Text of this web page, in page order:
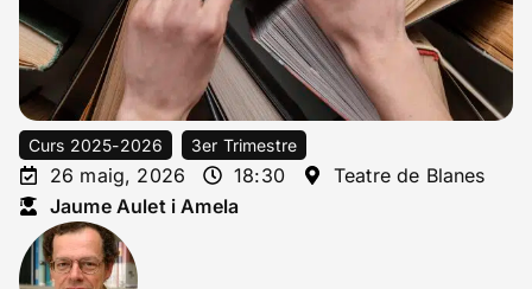
Curs 2025-2026 3er Trimestre
26 maig, 2026 18:30
Teatre de Blanes
Jaume Aulet i Amela